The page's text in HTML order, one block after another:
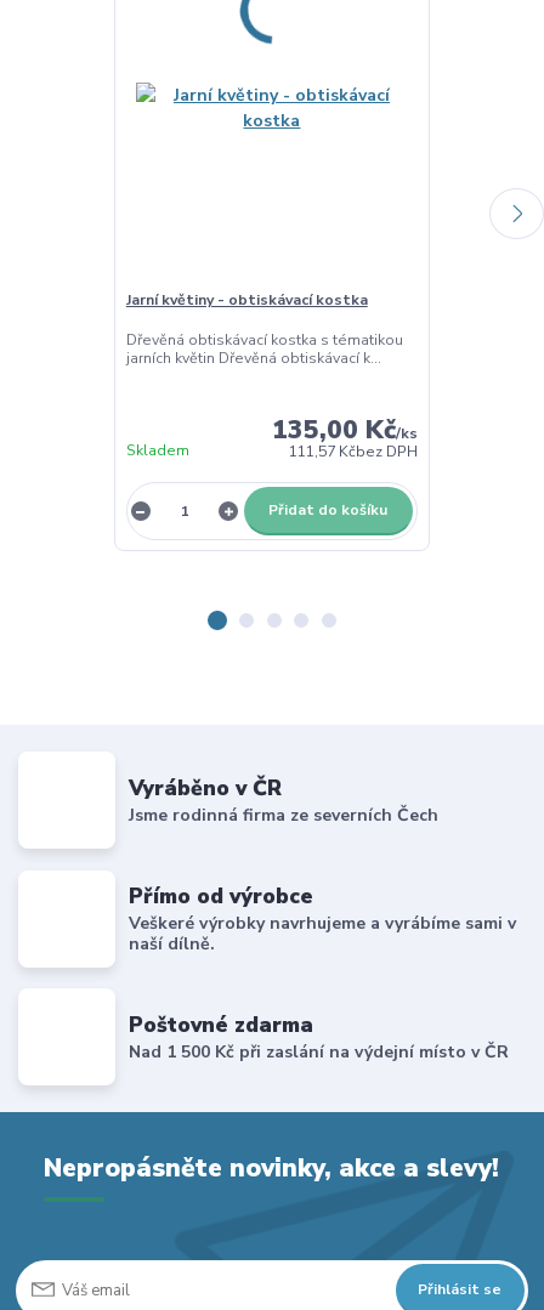
Jarní květiny - obtiskávací kostka
Dřevěná obtiskávací kostka s tématikou
jarních květin Dřevěná obtiskávací k...
135,00 Kč/ks
111,57 Kčbez DPH
Skladem
Přidat do košíku
Vyráběno v ČR
Jsme rodinná firma ze severních Čech
Přímo od výrobce
Veškeré výrobky navrhujeme a vyrábíme sami v
naší dílně.
Poštovné zdarma
Nad 1 500 Kč při zaslání na výdejní místo v ČR
Nepropásněte novinky, akce a slevy!
Přihlásit se